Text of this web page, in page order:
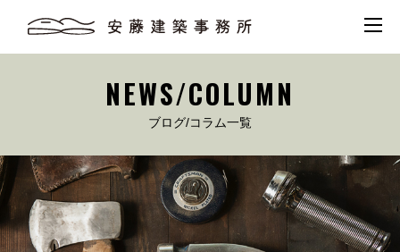
NEWS/COLUMN
ブログ/コラム一覧